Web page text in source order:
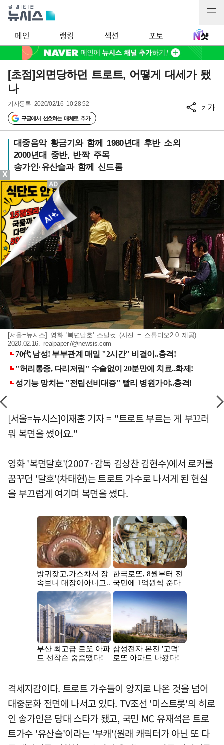
메인 랭킹 섹션 포토
[초점]외면당하던 트로트, 어떻게 대세가 됐
나
기사등록 2020/02/16 10:28:52
구글에서 선호하는 매체로 추가
가가
대중음악 황금기와 함께 1980년대 후반 소외
2000년대 중반, 반짝 주목
송가인·유산슬과 함께 신드롬
[서울=뉴시스] 영화 '복면달호' 스틸컷 (사진 = 스튜디오2.0 제공)
2020.02.16. realpaper7@newsis.com
[서울=뉴시스]이재훈 기자 = "트로트 부르는 게 부끄러
워 복면을 썼어요."
영화 '복면달호'(2007·감독 김상찬 김현수)에서 로커를
꿈꾸던 '달호'(차태현)는 트로트 가수로 나서게 된 현실
을 부끄럽게 여기며 복면을 썼다.
격세지감이다. 트로트 가수들이 양지로 나온 것을 넘어
대중문화 전면에 나서고 있다. TV조선 '미스트롯'의 히로
인 송가인은 당대 스타가 됐고, 국민 MC 유재석은 트로
트가수 '유산슬'이라는 '부캐'(원래 캐릭터가 아닌 또 다
X